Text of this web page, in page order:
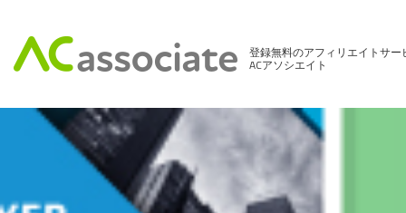
登録無料のアフィリエイトサー
ACアソシエイト